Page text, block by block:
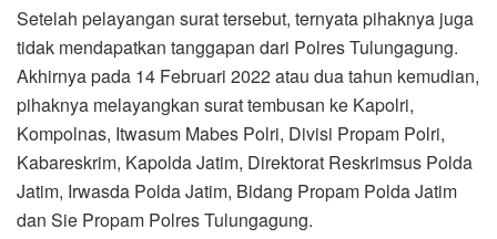
Setelah pelayangan surat tersebut, ternyata pihaknya juga
tidak mendapatkan tanggapan dari Polres Tulungagung.
Akhirnya pada 14 Februari 2022 atau dua tahun kemudian,
pihaknya melayangkan surat tembusan ke Kapolri,
Kompolnas, Itwasum Mabes Polri, Divisi Propam Polri,
Kabareskrim, Kapolda Jatim, Direktorat Reskrimsus Polda
Jatim, Irwasda Polda Jatim, Bidang Propam Polda Jatim
dan Sie Propam Polres Tulungagung.